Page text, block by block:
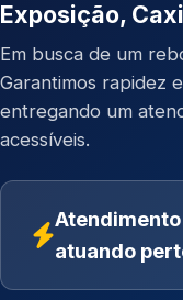
Exposição,
Em busca de um
Garantimos rapidez
entregando um
acessíveis.
atuando